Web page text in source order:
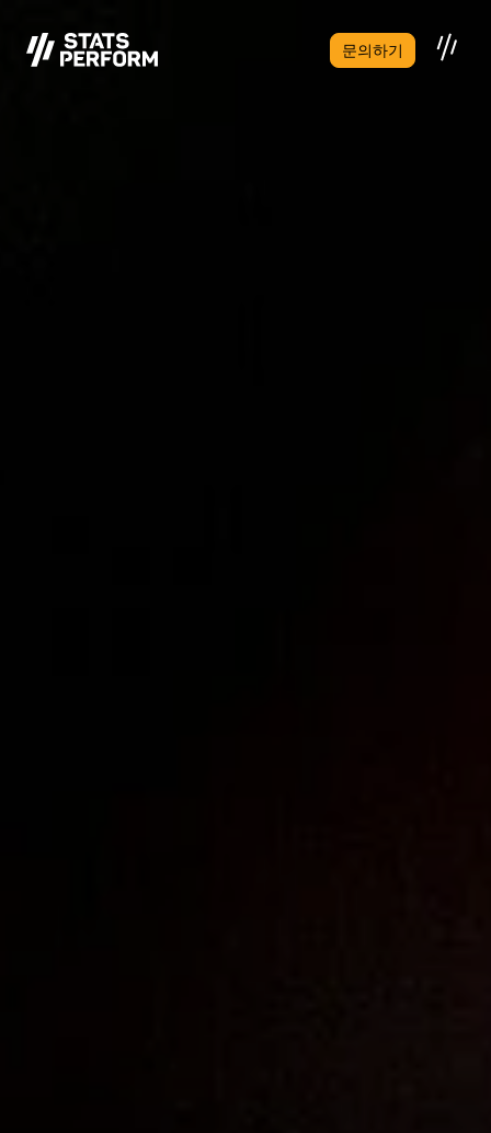
문의하기